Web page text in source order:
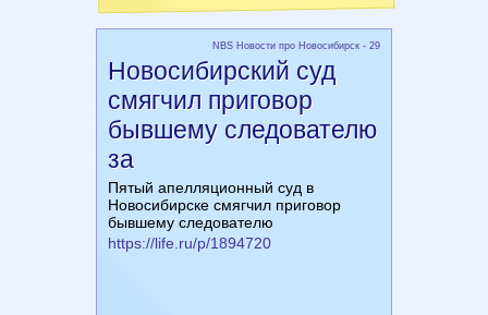
NBS Новости про Новосибирск - 29
Новосибирский суд
смягчил приговор
бывшему следователю
за
Пятый апелляционный суд в
Новосибирске смягчил приговор
бывшему следователю
https://life.ru/p/1894720